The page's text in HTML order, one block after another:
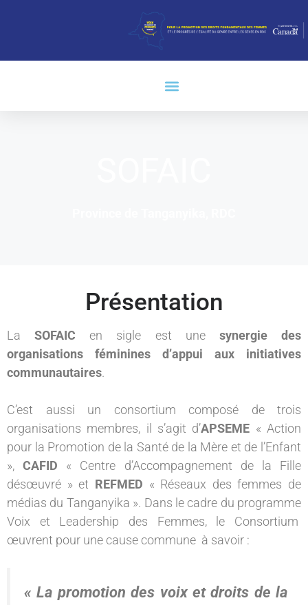
Présentation
LaSOFAIC en sigle est une synergie des
organisations féminines d’appui aux initiatives
communautaires.
C’est aussi un consortium composé de trois
organisations membres, il s’agit d’APSEME « Action
pour la Promotion de la Santé de la Mère et de l’Enfant
»,CAFID « Centre d’Accompagnement de la Fille
désœuvré » et REFMED « Réseaux des femmes de
médias du Tanganyika ». Dans le cadre du programme
Voix et Leadership des Femmes, le Consortium
œuvrent pour une cause commune à savoir :
« La promotion des voix et droits de la